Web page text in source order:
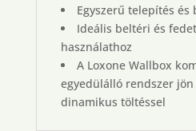
Egyszerű telepítés és
Ideális beltéri és
használathoz
A Loxone Wallbox
egyedülálló rendszer
dinamikus töltéssel